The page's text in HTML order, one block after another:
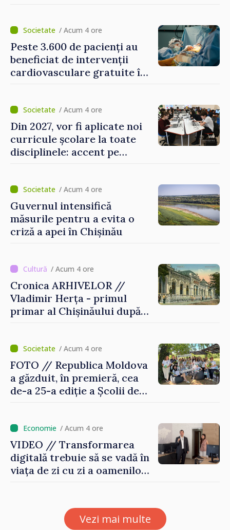
/ Acum 4 ore
Peste 3.600 de pacienți au
beneficiat de intervenții
cardiovasculare gratuite în
/ Acum 4 ore
Din 2027, vor fi aplicate noi
curricule școlare la toate
disciplinele: accent pe
situații reale/ Acum 4 ore
Guvernul intensifică
măsurile pentru a evita o
criză a apei în Chișinău
/ Acum 4 ore
Cronica ARHIVELOR //
Vladimir Herța - primul
primar al Chișinăului după
/ Acum 4 ore
FOTO // Republica Moldova
a găzduit, în premieră, cea
de-a 25-a ediție a Școlii de
/ Acum 4 ore
VIDEO // Transformarea
digitală trebuie să se vadă în
viața de zi cu zi a oamenilor
premierul Vasile Tofan, în
vizită la AGE
Vezi mai multe